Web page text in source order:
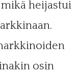
heijastui
osin